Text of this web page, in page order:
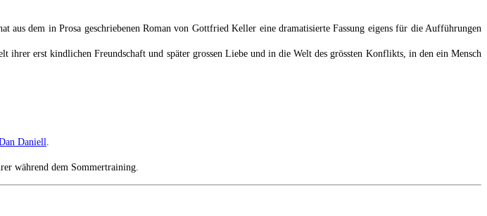
dem in Prosa geschriebenen Roman von Gottfried Keller eine dramatisierte Fassung eigens für die Aufführungen
erst kindlichen Freundschaft und später grossen Liebe und in die Welt des grössten Konflikts, in den ein Mensch
Daniell.
während dem Sommertraining.